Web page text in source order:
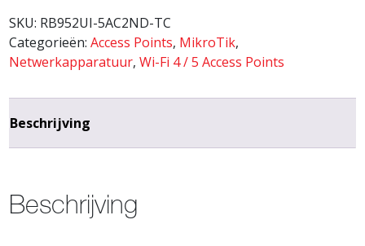
SKU: RB952UI-5AC2ND-TC
Categorieën:Access Points, MikroTik,
Netwerkapparatuur,Wi-Fi 4 / 5 Access Points
Beschrijving
Beschrijving